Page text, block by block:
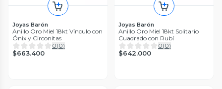
Joyas Barón
Anillo Oro Miel 18kt Vínculo con
Ónix y Circonitas
0(0)
$663.400
Joyas Barón
Anillo Oro Miel 18kt Solitario
Cuadrado con Rubí
0(0)
$642.000